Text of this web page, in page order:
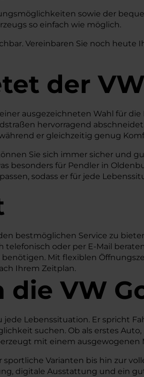
sowie der
so einfach wie möglich.
Vereinbaren Sie noch
der
ausgezeichneten Wahl für
hervorragend
er gleichzeitig genug
Sie sich immer sicher und
besonders für Pendler in
sodass er für jede
bestmöglichen Service zu
oder per E-Mail
Mit flexiblen
Ihrem Zeitplan.
die VW
Lebenssituation. Er spricht
suchen. Ob als erstes
mit einem
Varianten bis hin zur
digitale Ausstattung und ein